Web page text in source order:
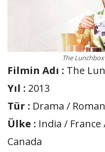
The
Filmin Adı : The
Yıl : 2013
Tür : Drama /
Ülke : India /
Canada